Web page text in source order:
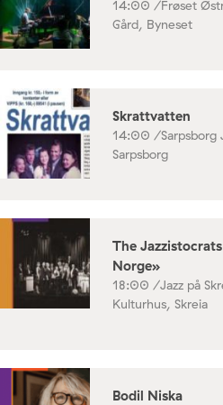
14:00 /Frøset
Gård, Byneset
Skrattvatten
14:00 /Sarpsborg
Sarpsborg
The
Norge»
18:00 /Jazz på
Kulturhus, Skreia
Bodil Niska